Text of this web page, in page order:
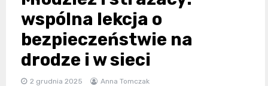
wspólna lekcja o
bezpieczeństwie na
drodze i w sieci
2 grudnia 2025 Anna Tomczak